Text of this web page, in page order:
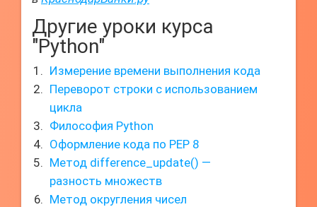
Другие уроки курса
"Python"
Измерение времени выполнения кода
Переворот строки с использованием
цикла
Философия Python
Оформление кода по PEP 8
Метод difference_update() —
разность множеств
Метод округления чисел